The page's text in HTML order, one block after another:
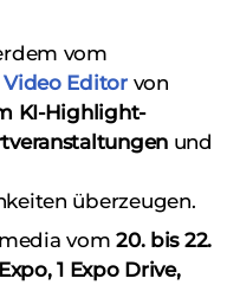
vom
Video Editorvon
KI-Highlight-
und
überzeugen.
vom20. bis 22.
1 Expo Drive,